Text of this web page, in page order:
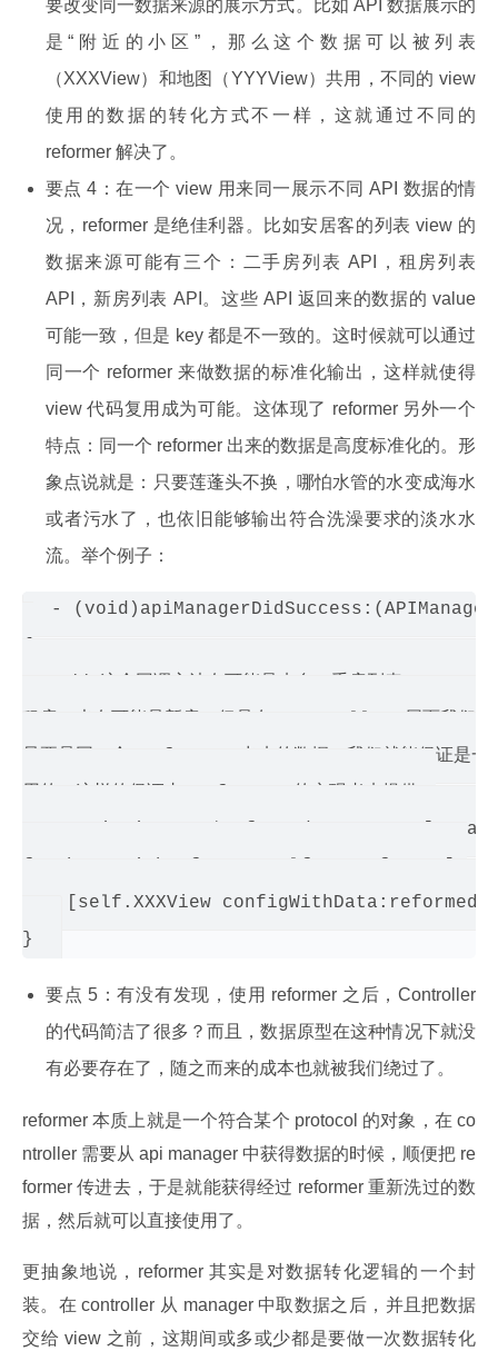
要改变同一数据来源的展示方式。比如 API 数据展示的
是“附近的小区”，那么这个数据可以被列表
（XXXView）和地图（YYYView）共用，不同的 view
使用的数据的转化方式不一样，这就通过不同的
reformer 解决了。
要点 4：在一个 view 用来同一展示不同 API 数据的情
况，reformer 是绝佳利器。比如安居客的列表 view 的
数据来源可能有三个：二手房列表 API，租房列表
API，新房列表 API。这些 API 返回来的数据的 value
可能一致，但是 key 都是不一致的。这时候就可以通过
同一个 reformer 来做数据的标准化输出，这样就使得
view 代码复用成为可能。这体现了 reformer 另外一个
特点：同一个 reformer 出来的数据是高度标准化的。形
象点说就是：只要莲蓬头不换，哪怕水管的水变成海水
或者污水了，也依旧能够输出符合洗澡要求的淡水水
流。举个例子：
-
只要是同一个 reformer 出来的数据，我们就能保证是
NSDictionary *reformedXXXData =
[self.XXXView
要点 5：有没有发现，使用 reformer 之后，Controller
的代码简洁了很多？而且，数据原型在这种情况下就没
有必要存在了，随之而来的成本也就被我们绕过了。
reformer 本质上就是一个符合某个 protocol 的对象，在 co
ntroller 需要从 api manager 中获得数据的时候，顺便把 re
former 传进去，于是就能获得经过 reformer 重新洗过的数
据，然后就可以直接使用了。
更抽象地说，reformer 其实是对数据转化逻辑的一个封
装。在 controller 从 manager 中取数据之后，并且把数据
交给 view 之前，这期间或多或少都是要做一次数据转化